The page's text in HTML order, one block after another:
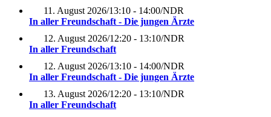
11. August 2026/13:10 - 14:00/NDR
In aller Freundschaft - Die jungen Ärzte
12. August 2026/12:20 - 13:10/NDR
In aller Freundschaft
12. August 2026/13:10 - 14:00/NDR
In aller Freundschaft - Die jungen Ärzte
13. August 2026/12:20 - 13:10/NDR
In aller Freundschaft